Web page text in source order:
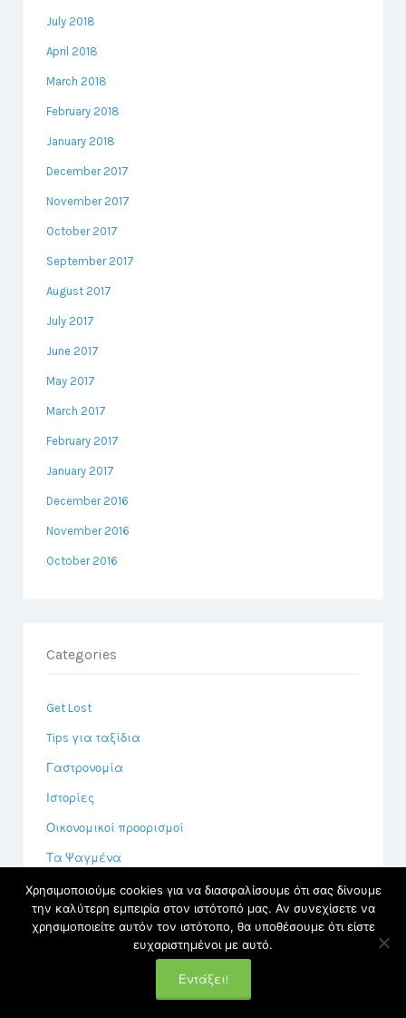
July 2018
April 2018
March 2018
February 2018
January 2018
December 2017
November 2017
October 2017
September 2017
August 2017
July 2017
June 2017
May 2017
March 2017
February 2017
January 2017
December 2016
November 2016
October 2016
Categories
Get Lost
Tips για ταξίδια
Γαστρονομία
Ιστορίες
Οικονομικοί προορισμοί
Τα Ψαγμένα
Χρησιμοποιούμε cookies για να διασφαλίσουμε ότι σας δίνουμε
την καλύτερη εμπειρία στον ιστότοπό μας. Αν συνεχίσετε να
χρησιμοποιείτε αυτόν τον ιστότοπο, θα υποθέσουμε ότι είστε
ευχαριστημένοι με αυτό.
Εντάξει!